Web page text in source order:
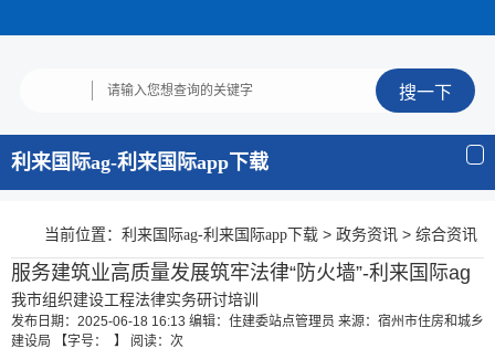
利来国际ag-利来国际app下载
当前位置： 利来国际ag-利来国际app下载 > 政务资讯 > 综合资讯
服务建筑业高质量发展筑牢法律“防火墙”-利来国际ag
我市组织建设工程法律实务研讨培训
发布日期：2025-06-18 16:13 编辑：住建委站点管理员 来源：宿州市住房和城乡
建设局
【字号： 】 阅读： 次